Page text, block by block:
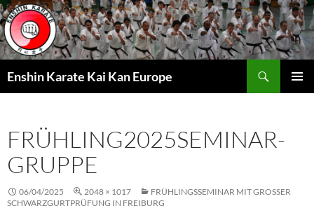
Zum
Inhalt
springen
Enshin Karate Kai Kan Europe
FRÜHLING2025SEMINAR-
GRUPPE
06/04/2025 2048 × 1017
FRÜHLINGSSEMINAR MIT GROSSER S
CHWARZGURTPRÜFUNG IN FREIBURG